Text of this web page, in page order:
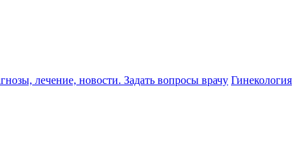
лечение, новости. Задать вопросы врачу Гинекология